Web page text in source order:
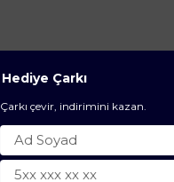
Hediye Çarkı
Çarkı çevir, indirimini kazan.